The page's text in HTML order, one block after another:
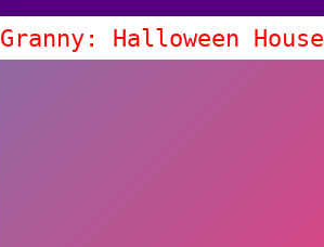
Granny: Halloween House